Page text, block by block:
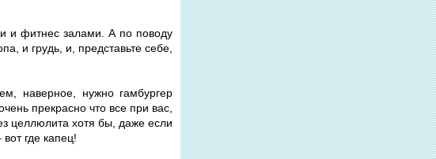
и фитнес залами. А по поводу
и грудь, и, представьте себе,
наверное, нужно гамбургер
прекрасно что все при вас,
целлюлита хотя бы, даже если
где капец!